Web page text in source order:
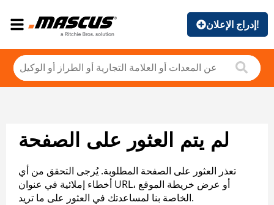
إدراج الإعلان!
لم يتم العثور على الصفحة
تعذر العثور على الصفحة المطلوبة. يُرجى التحقق من أي
أخطاء إملائية في عنوان URL، أو عرض خريطة الموقع
الخاصة بنا لمساعدتك في العثور على ما تريد.